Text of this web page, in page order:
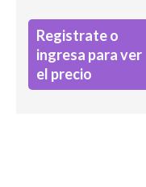
Registrate o
ingresa para ver
el precio